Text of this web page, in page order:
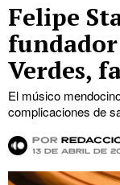
Felipe
Verdes,
El músico
complicaciones de
por
13 de abril de